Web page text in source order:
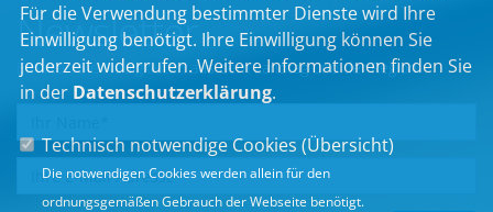
Newsletter
Erhalten Sie Neuigkeiten aus dem Landtag und der Region.
Für die Verwendung bestimmter Dienste wird Ihre
Einwilligung benötigt. Ihre Einwilligung können Sie
jederzeit widerrufen. Weitere Informationen finden Sie
in der Datenschutzerklärung.
Technisch notwendige Cookies (Übersicht)
Die notwendigen Cookies werden allein für den
ordnungsgemäßen Gebrauch der Webseite benötigt.